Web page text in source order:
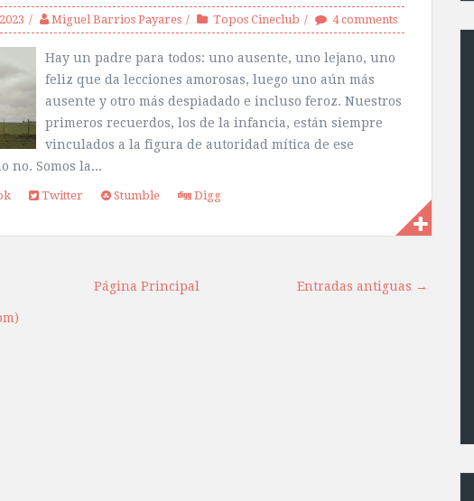
Miguel Barrios Payares Topos Cineclub 4 comments
Hay un padre para todos: uno ausente, uno lejano, uno
feliz que da lecciones amorosas, luego uno aún más
ausente y otro más despiadado e incluso feroz. Nuestros
primeros recuerdos, los de la infancia, están siempre
vinculados a la figura de autoridad mítica de ese
no. Somos la...
Twitter Stumble Digg
Entradas antiguas →
Página Principal